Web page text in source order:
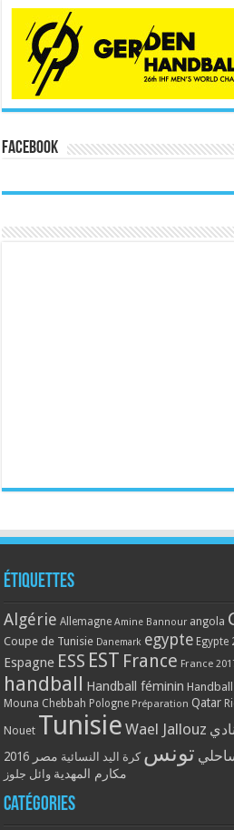
Facebook
Étiquettes
Algérie Allemagne Amine Bannour angola
Coupe de Tunisie Danemark egypte Egypte
Espagne ESS EST France France
handball Handball féminin
Mouna Chebbah Pologne Préparation Qatar
Nouet Tunisie Wael Jallouz
تونس كرة اليد النسائية مصر 2016
مكارم المهدية وائل جلوز
Catégories